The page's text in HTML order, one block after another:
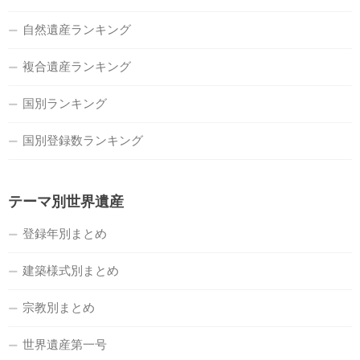
自然遺産ランキング
複合遺産ランキング
国別ランキング
国別登録数ランキング
テーマ別世界遺産
登録年別まとめ
建築様式別まとめ
宗教別まとめ
世界遺産第一号